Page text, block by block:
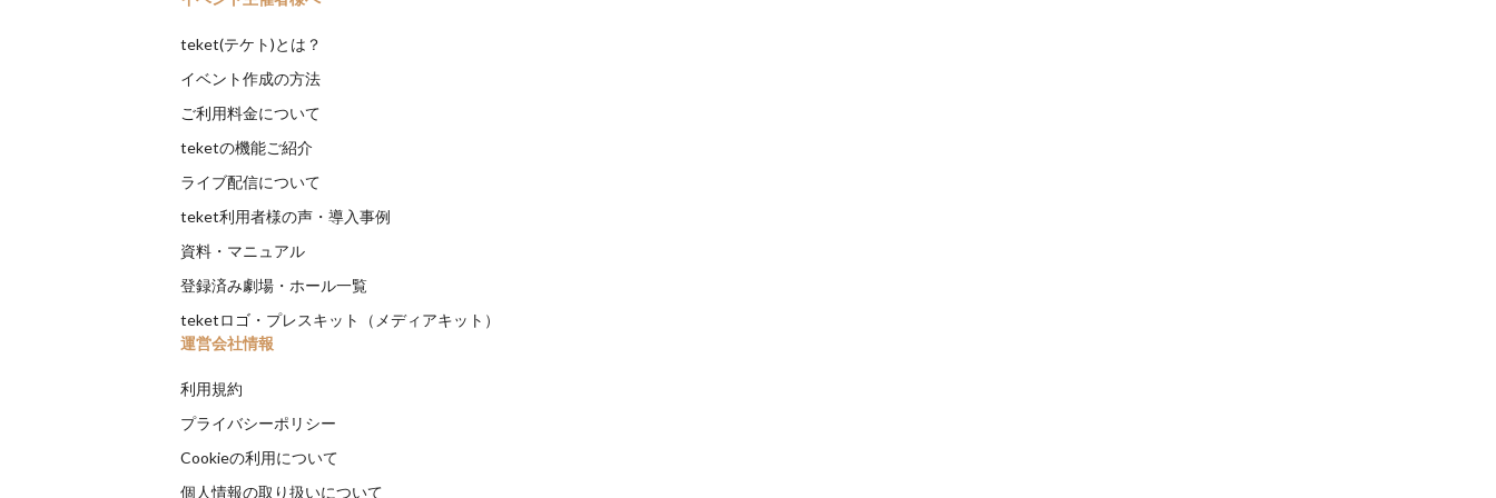
teket(テケト)とは？
イベント作成の方法
ご利用料金について
teketの機能ご紹介
ライブ配信について
teket利用者様の声・導入事例
資料・マニュアル
登録済み劇場・ホール一覧
teketロゴ・プレスキット（メディアキット）
運営会社情報
利用規約
プライバシーポリシー
Cookieの利用について
個人情報の取り扱いについて